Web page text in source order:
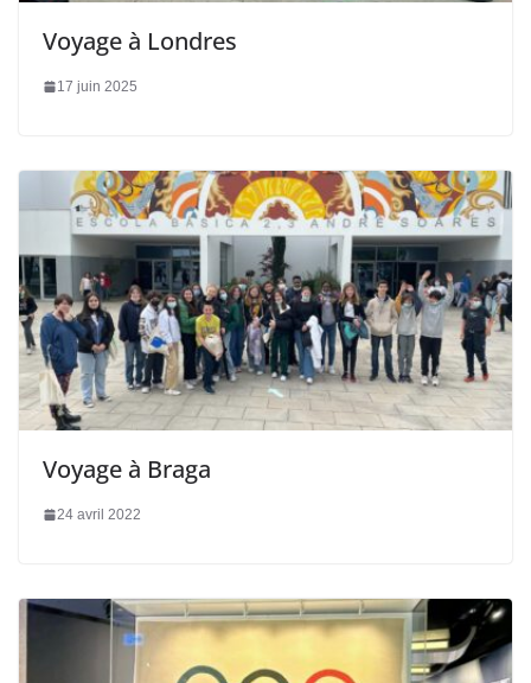
Voyage à Londres
17 juin 2025
Voyage à Braga
24 avril 2022